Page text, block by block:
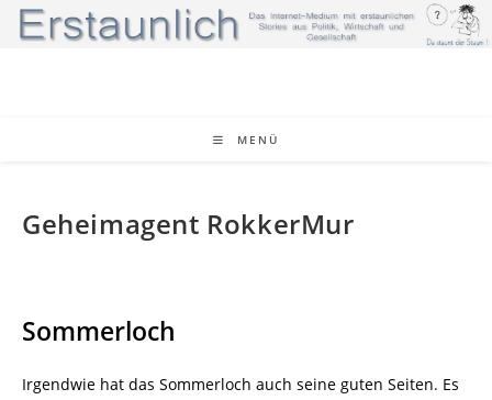
Zum
Inhalt
MENÜ
Geheimagent RokkerMur
Sommerloch
Irgendwie hat das Sommerloch auch seine guten Seiten. Es